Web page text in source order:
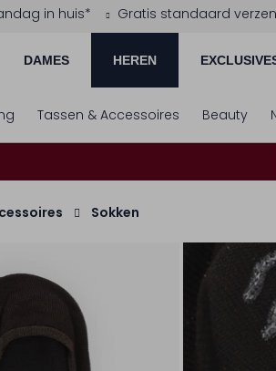
in huis* Gratis standaard
DAMES HEREN
Tassen & Accessoires Beauty
Sokken